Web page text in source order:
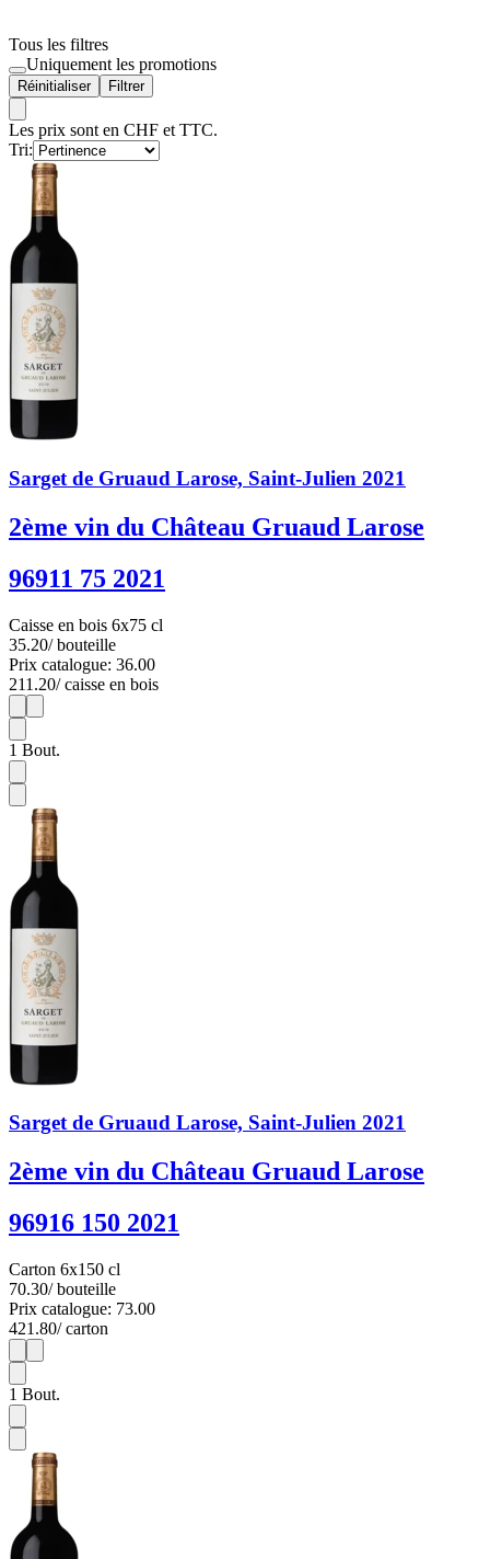
Tous les filtres
Uniquement les promotions
Réinitialiser Filtrer
Les prix sont en CHF et TTC.
Tri:
Sarget de Gruaud Larose, Saint-Julien 2021
2ème vin du Château Gruaud Larose
96911 75 2021
Caisse en bois 6x75 cl
35.20/ bouteille
Prix catalogue: 36.00
211.20/ caisse en bois
1
1 Bout.
Sarget de Gruaud Larose, Saint-Julien 2021
2ème vin du Château Gruaud Larose
96916 150 2021
Carton 6x150 cl
70.30/ bouteille
Prix catalogue: 73.00
421.80/ carton
1
1 Bout.